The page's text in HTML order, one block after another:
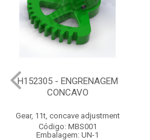
H152305 - ENGRENAGEM
CONCAVO
Gear, 11t, concave adjustment
Código: MBS001
Embalagem: UN-1